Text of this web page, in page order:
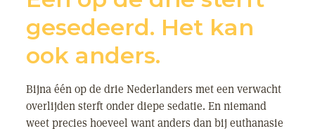
gesedeerd. Het kan
ook anders.
Bijna één op de drie Nederlanders met een verwacht
overlijden sterft onder diepe sedatie. En niemand
weet precies hoeveel want anders dan bij euthanasie